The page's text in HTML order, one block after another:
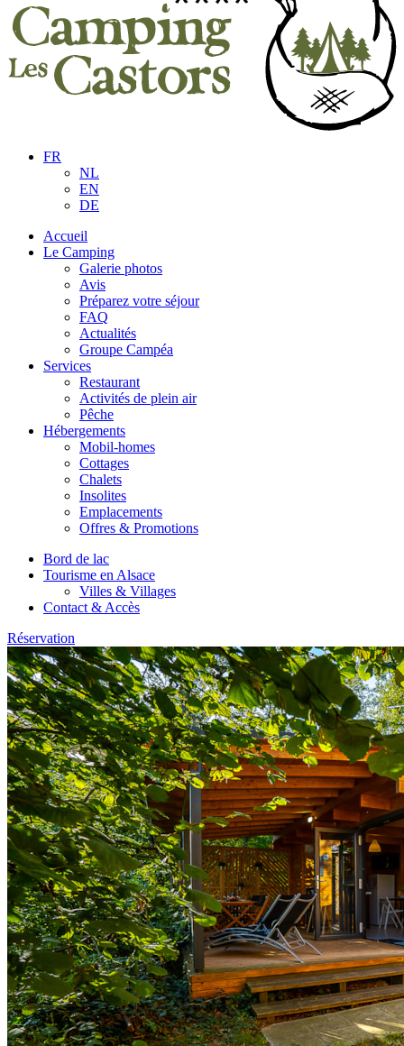
FR
NL
EN
DE
Accueil
Le Camping
Galerie photos
Avis
Préparez votre séjour
FAQ
Actualités
Groupe Campéa
Services
Restaurant
Activités de plein air
Pêche
Hébergements
Mobil-homes
Cottages
Chalets
Insolites
Emplacements
Offres & Promotions
Bord de lac
Tourisme en Alsace
Villes & Villages
Contact & Accès
Réservation